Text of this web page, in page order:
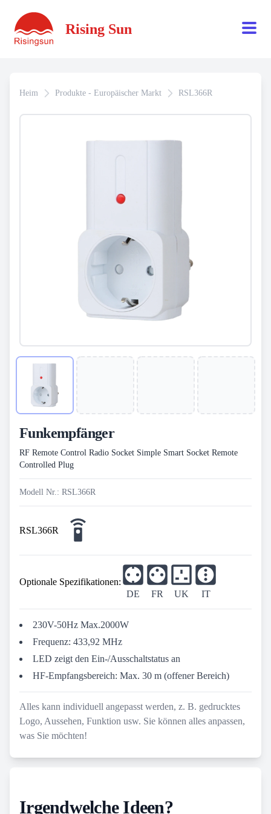
Rising Sun
Heim Produkte - Europäischer Markt RSL366R
Funkempfänger
RF Remote Control Radio Socket Simple Smart Socket Remote
Controlled Plug
Modell Nr.: RSL366R
RSL366R
Optionale Spezifikationen:
DE
FR UK IT
230V-50Hz Max.2000W
Frequenz: 433,92 MHz
LED zeigt den Ein-/Ausschaltstatus an
HF-Empfangsbereich: Max. 30 m (offener Bereich)
Alles kann individuell angepasst werden, z. B. gedrucktes
Logo, Aussehen, Funktion usw. Sie können alles anpassen,
was Sie möchten!
Irgendwelche Ideen?